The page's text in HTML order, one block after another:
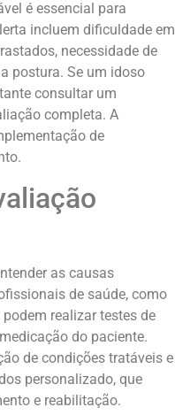
é essencial para
incluem dificuldade em
necessidade de
postura. Se um idoso
consultar um
completa. A
de
as causas
de saúde, como
realizar testes de
do paciente.
de condições tratáveis e
personalizado, que
e reabilitação.